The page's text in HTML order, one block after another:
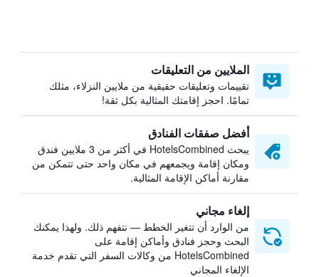
الملايين من التعليقات
تقييمات وتعليقات حقيقية من ملايين النزلاء، مثلك
تمامًا. احجز إقامتك المثالية بكل ثقة!
أفضل صفقات الفنادق
يبحث HotelsCombined في أكثر من 3 ملايين فندق
ومكان إقامة ويجمعهم في مكان واحد حتى تتمكن من
مقارنة أماكن الإقامة المثالية.
إلغاء مجاني
من الوارد أن تتغير الخطط — نتفهم ذلك. ولهذا يمكنك
البحث وحجز فنادق وأماكن إقامة على
HotelsCombined من وكالات السفر التي تقدم خدمة
الإلغاء المجاني